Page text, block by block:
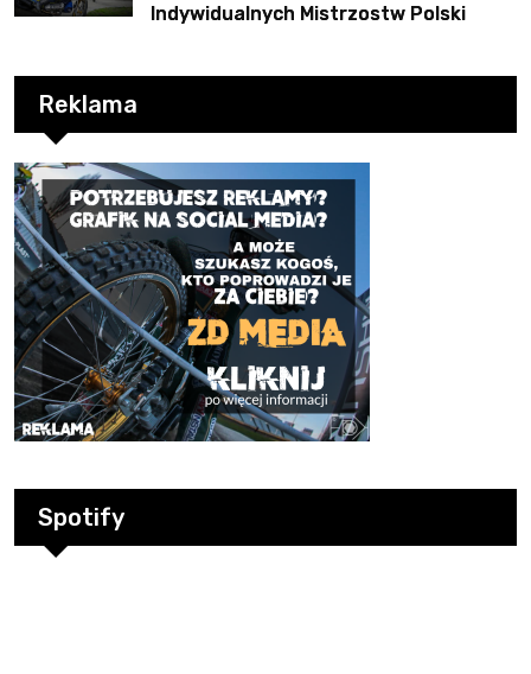
Indywidualnych Mistrzostw Polski
Reklama
Spotify